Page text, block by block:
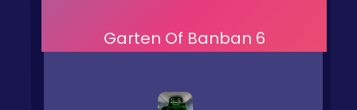
Garten Of Banban 6